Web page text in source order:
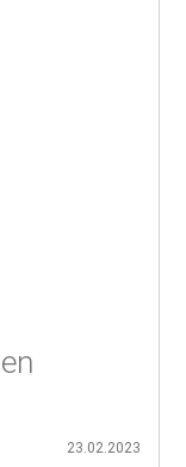
23.02.2023